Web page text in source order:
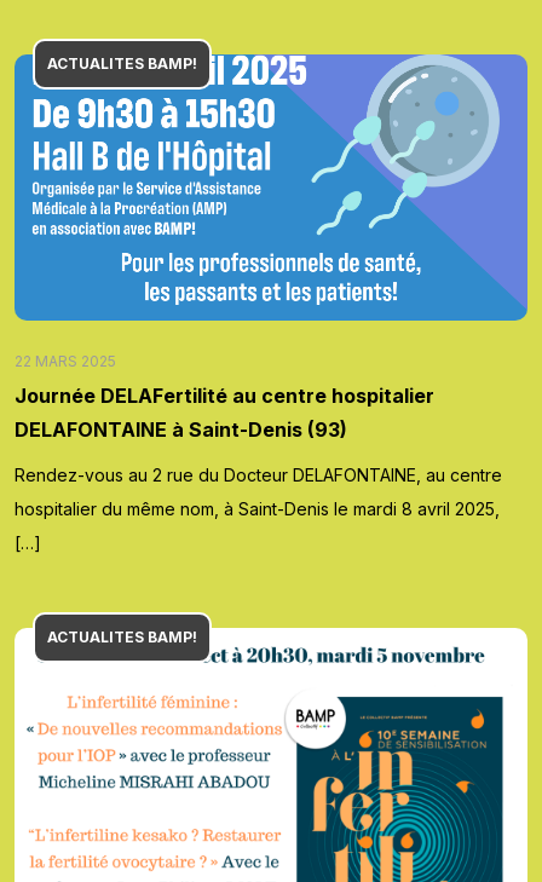
ACTUALITES BAMP!
22 MARS 2025
Journée DELAFertilité au centre hospitalier
DELAFONTAINE à Saint-Denis (93)
Rendez-vous au 2 rue du Docteur DELAFONTAINE, au centre
hospitalier du même nom, à Saint-Denis le mardi 8 avril 2025,
[…]
ACTUALITES BAMP!